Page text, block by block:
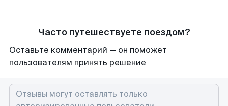
Часто путешествуете поездом?
Оставьте комментарий — он поможет
пользователям принять решение